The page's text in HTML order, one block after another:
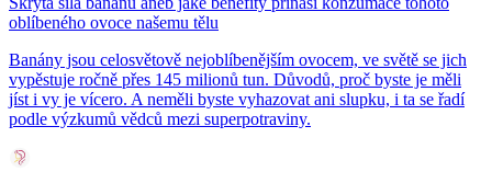
oblíbeného ovoce našemu tělu
Banány jsou celosvětově nejoblíbenějším ovocem, ve světě se jich
vypěstuje ročně přes 145 milionů tun. Důvodů, proč byste je měli
jíst i vy je vícero. A neměli byste vyhazovat ani slupku, i ta se řadí
podle výzkumů vědců mezi superpotraviny.